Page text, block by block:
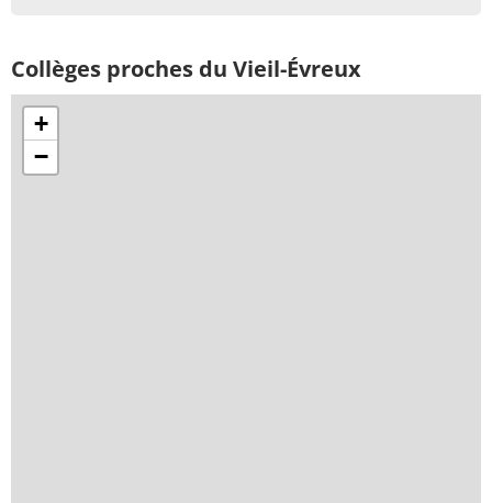
Collèges proches du Vieil-Évreux
+
−